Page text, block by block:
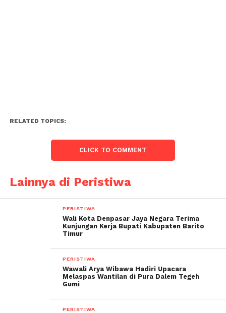
RELATED TOPICS:
CLICK TO COMMENT
Lainnya di Peristiwa
PERISTIWA
Wali Kota Denpasar Jaya Negara Terima
Kunjungan Kerja Bupati Kabupaten Barito
Timur
PERISTIWA
Wawali Arya Wibawa Hadiri Upacara
Melaspas Wantilan di Pura Dalem Tegeh
Gumi
PERISTIWA